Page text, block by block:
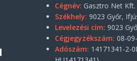
Cégnév: Gasztro Net Kft.
Székhely: 9023 Győr,
Levelezési cím: 9023
Cégjegyzékszám: 08-
Adószám: 14171341-2-